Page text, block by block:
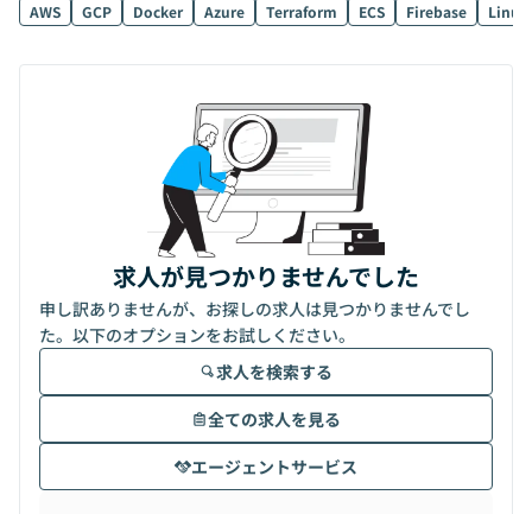
AWS
GCP Docker Azure Terraform ECS Firebase Linux
求人が見つかりませんでした
申し訳ありませんが、お探しの求人は見つかりませんでし
た。以下のオプションをお試しください。
求人を検索する
全ての求人を見る
エージェントサービス